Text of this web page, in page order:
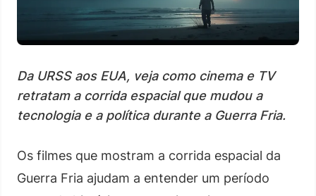
Da URSS aos EUA, veja como cinema e TV
retratam a corrida espacial que mudou a
tecnologia e a política durante a Guerra Fria.
Os filmes que mostram a corrida espacial da
Guerra Fria ajudam a entender um período